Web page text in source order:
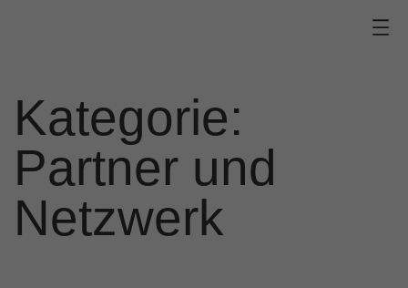
Kategorie:
Partner und
Netzwerk